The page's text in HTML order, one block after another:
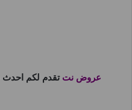
عروض نت تقدم لكم احدث